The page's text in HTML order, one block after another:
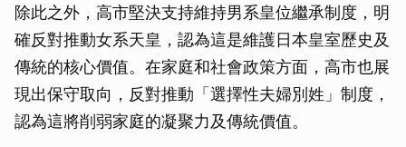
除此之外，高市堅決支持維持男系皇位繼承制度，明
確反對推動女系天皇，認為這是維護日本皇室歷史及
傳統的核心價值。在家庭和社會政策方面，高市也展
現出保守取向，反對推動「選擇性夫婦別姓」制度，
認為這將削弱家庭的凝聚力及傳統價值。